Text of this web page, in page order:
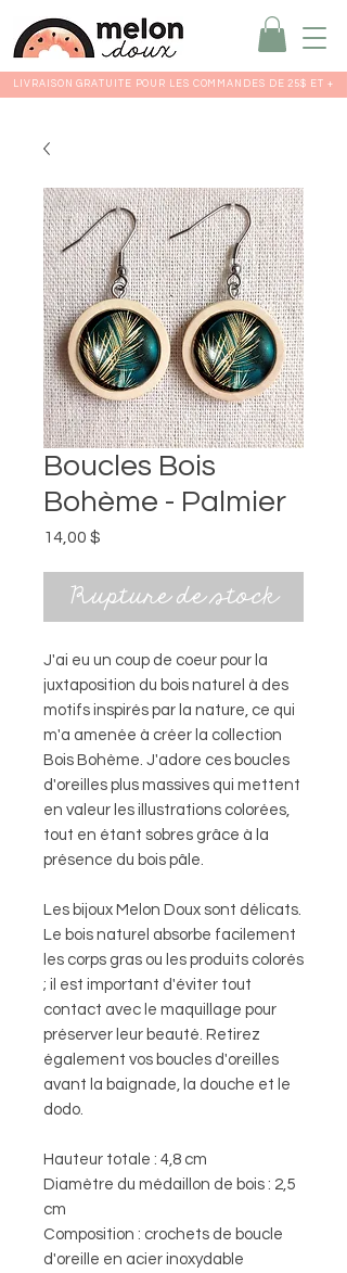
LIVRAISON GRATUITE POUR LES COMMANDES DE 25$ ET +
Boucles Bois
Bohème - Palmier
14,00 $
Rupture de stock
J'ai eu un coup de coeur pour la
juxtaposition du bois naturel à des
motifs inspirés par la nature, ce qui
m'a amenée à créer la collection
Bois Bohème. J'adore ces boucles
d'oreilles plus massives qui mettent
en valeur les illustrations colorées,
tout en étant sobres grâce à la
présence du bois pâle.
Les bijoux Melon Doux sont délicats.
Le bois naturel absorbe facilement
les corps gras ou les produits colorés
; il est important d'éviter tout
contact avec le maquillage pour
préserver leur beauté. Retirez
également vos boucles d'oreilles
avant la baignade, la douche et le
dodo.
Hauteur totale : 4,8 cm
Diamètre du médaillon de bois : 2,5
cm
Composition : crochets de boucle
d'oreille en acier inoxydable